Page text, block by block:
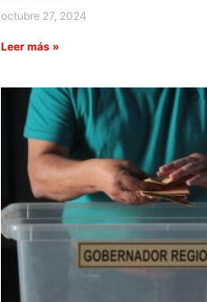
octubre 27, 2024
Leer más »